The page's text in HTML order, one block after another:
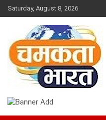
Skip
to
Saturday, August 8, 2026
CHAMAKTA